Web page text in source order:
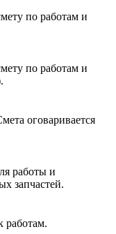
по работам и
по работам и
оговаривается
работы и
запчастей.
работам.